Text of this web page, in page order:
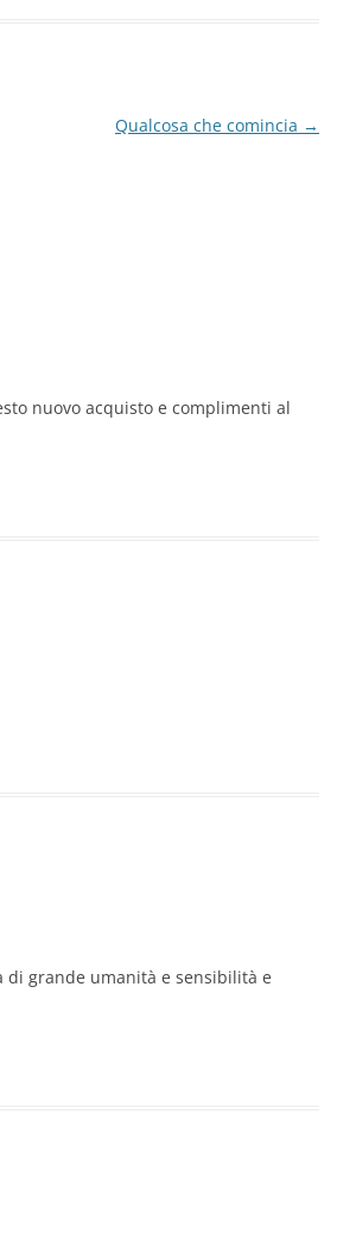
Qualcosa che comincia →
nuovo acquisto e complimenti al
grande umanità e sensibilità e